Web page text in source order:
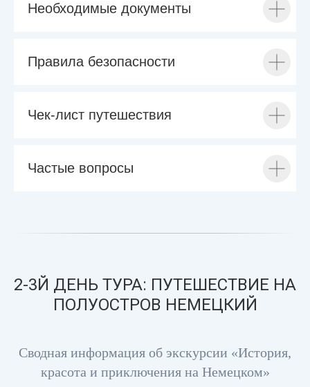
Необходимые документы
Правила безопасности
Чек-лист путешествия
Частые вопросы
2-3Й ДЕНЬ ТУРА: ПУТЕШЕСТВИЕ НА
ПОЛУОСТРОВ НЕМЕЦКИЙ
Сводная информация об экскурсии «История,
красота и приключения на Немецком»